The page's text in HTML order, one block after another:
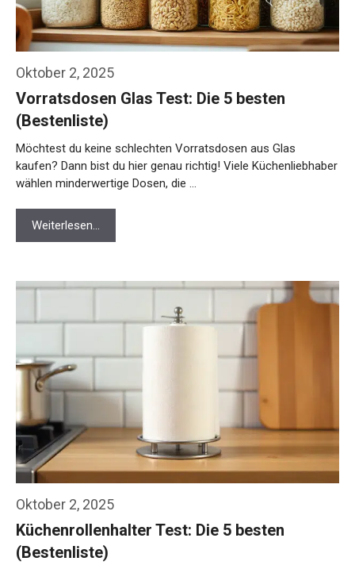
Oktober 2, 2025
Vorratsdosen Glas Test: Die 5 besten
(Bestenliste)
Möchtest du keine schlechten Vorratsdosen aus Glas
kaufen? Dann bist du hier genau richtig! Viele Küchenliebhaber
wählen minderwertige Dosen, die …
Weiterlesen…
Oktober 2, 2025
Küchenrollenhalter Test: Die 5 besten
(Bestenliste)